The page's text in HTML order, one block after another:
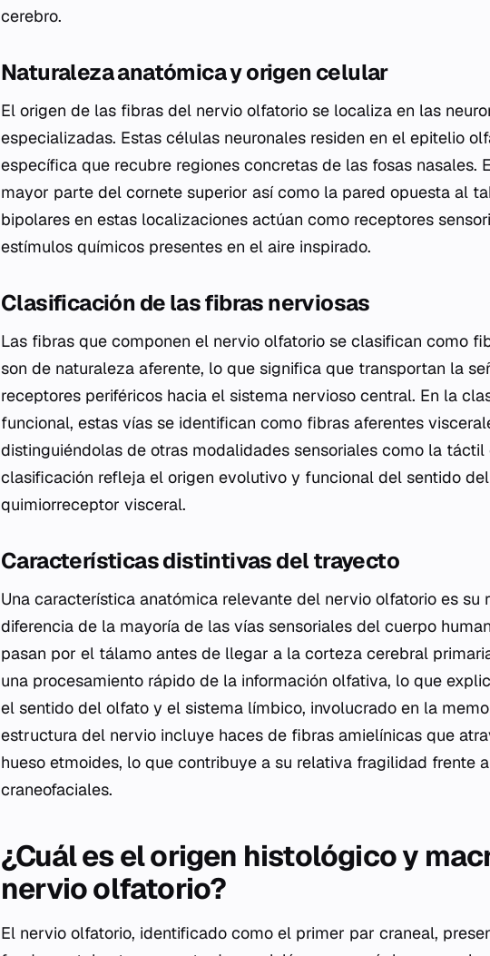
cerebro.
Naturaleza anatómica y origen celular
El origen de las fibras del nervio olfatorio se localiza en las
especializadas. Estas células neuronales residen en el epitelio
específica que recubre regiones concretas de las fosas nasales.
mayor parte del cornete superior así como la pared opuesta al
bipolares en estas localizaciones actúan como receptores
estímulos químicos presentes en el aire inspirado.
Clasificación de las fibras nerviosas
Las fibras que componen el nervio olfatorio se clasifican como
son de naturaleza aferente, lo que significa que transportan la
receptores periféricos hacia el sistema nervioso central. En la
funcional, estas vías se identifican como fibras aferentes
distinguiéndolas de otras modalidades sensoriales como la
clasificación refleja el origen evolutivo y funcional del sentido
quimiorreceptor visceral.
Características distintivas del trayecto
Una característica anatómica relevante del nervio olfatorio es su
diferencia de la mayoría de las vías sensoriales del cuerpo
pasan por el tálamo antes de llegar a la corteza cerebral
una procesamiento rápido de la información olfativa, lo que
el sentido del olfato y el sistema límbico, involucrado en la
estructura del nervio incluye haces de fibras amielínicas que
hueso etmoides, lo que contribuye a su relativa fragilidad frente
craneofaciales.
¿Cuál es el origen histológico y
nervio olfatorio?
El nervio olfatorio, identificado como el primer par craneal,